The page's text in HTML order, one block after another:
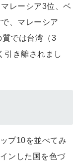
レーシア3位、ベ
、マレーシア
質では台湾（3
引き離されまし
プ10を並べてみ
ンした国を色づ